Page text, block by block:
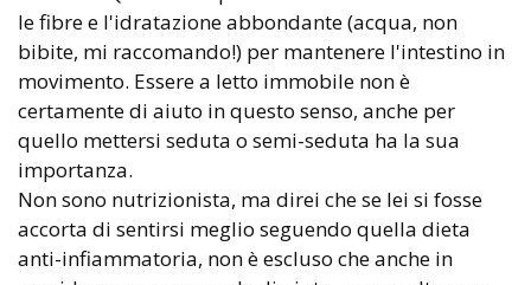
le fibre e l'idratazione abbondante (acqua, non
bibite, mi raccomando!) per mantenere l'intestino in
movimento. Essere a letto immobile non è
certamente di aiuto in questo senso, anche per
quello mettersi seduta o semi-seduta ha la sua
importanza.
Non sono nutrizionista, ma direi che se lei si fosse
accorta di sentirsi meglio seguendo quella dieta
anti-infiammatoria, non è escluso che anche in